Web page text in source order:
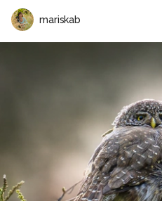
mariskab